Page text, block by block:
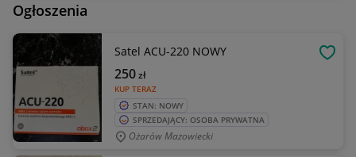
Ogłoszenia
Satel ACU-220 NOWY
KUP TERAZ
250zł
STAN: NOWY
SPRZEDAJĄCY: OSOBA PRYWATNA
Ożarów Mazowiecki